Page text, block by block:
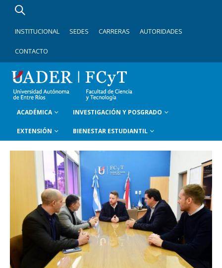
INSTITUCIONAL SEDES CARRERAS AUTORIDADES
CONTACTO
ACADÉMICA INVESTIGACIÓN Y POSGRADO
EXTENSIÓN BIENESTAR ESTUDIANTIL